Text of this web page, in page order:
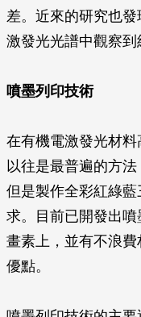
差。近來的研究也
激發光光譜中觀察到
噴墨列印技術
在有機電激發光材
以往是最普遍的方法
但是製作全彩紅綠
求。目前已開發出
畫素上，並有不浪
優點。